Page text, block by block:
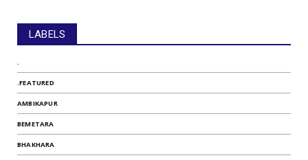
LABELS
.
.FEATURED
AMBIKAPUR
BEMETARA
BHAKHARA